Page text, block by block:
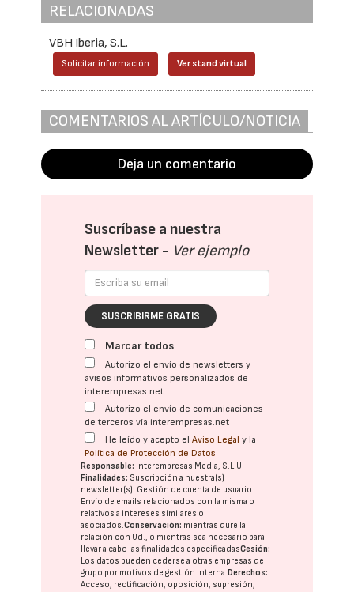
RELACIONADAS
VBH Iberia, S.L.
Solicitar información Ver stand virtual
COMENTARIOS AL ARTÍCULO/NOTICIA
Deja un comentario
Suscríbase a nuestra
Newsletter - Ver ejemplo
SUSCRIBIRME GRATIS
Marcar todos
Autorizo el envío de newsletters y
avisos informativos personalizados de
interempresas.net
Autorizo el envío de comunicaciones
de terceros vía interempresas.net
He leído y acepto elAviso Legal y la
Política de Protección de Datos
Responsable: Interempresas Media, S.L.U.
Finalidades: Suscripción a nuestra(s)
newsletter(s). Gestión de cuenta de usuario.
Envío de emails relacionados con la misma o
relativos a intereses similares o
asociados.Conservación: mientras dure la
relación con Ud., o mientras sea necesario para
llevar a cabo las finalidades especificadasCesión:
Los datos pueden cederse a otras empresas del
grupo por motivos de gestión interna.Derechos:
Acceso, rectificación, oposición, supresión,